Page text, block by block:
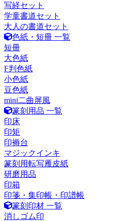
写経セット
学童書道セット
大人の書道セット
色紙・短冊 一覧
短冊
大色紙
F判色紙
小色紙
豆色紙
mini二曲屏風
篆刻用品 一覧
印床
印矩
印褥台
マジックインキ
篆刻用転写雁皮紙
研磨用品
印箱
印箋・集印帳・印譜帳
篆刻印材 一覧
消しゴム印